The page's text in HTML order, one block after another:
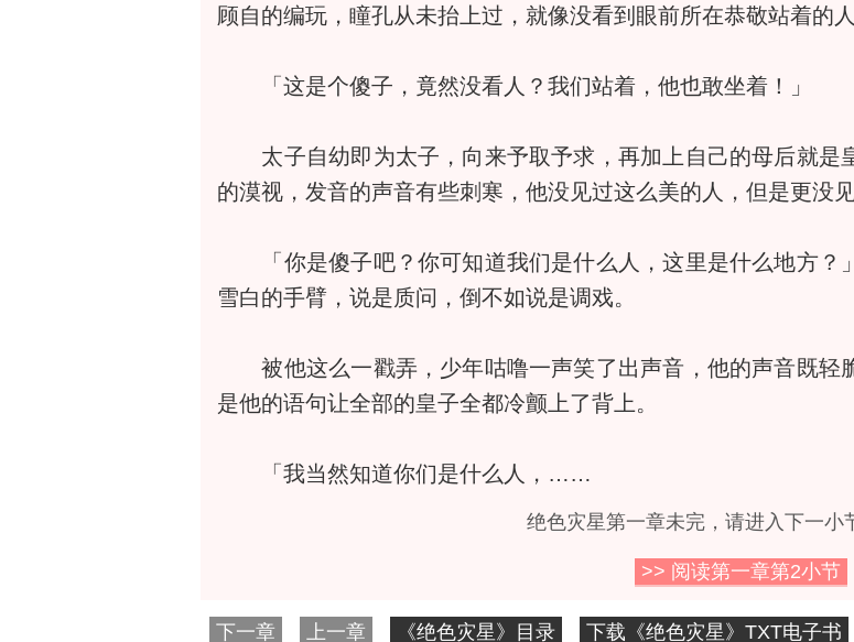
顾自的编玩，瞳孔从未抬上过，就像没看到眼前所在恭敬站着的
「这是个傻子，竟然没看人？我们站着，他也敢坐着！」
太子自幼即为太子，向来予取予求，再加上自己的母后就是
的漠视，发音的声音有些刺寒，他没见过这么美的人，但是更没
「你是傻子吧？你可知道我们是什么人，这里是什么地方？
雪白的手臂，说是质问，倒不如说是调戏。
被他这么一戳弄，少年咕噜一声笑了出声音，他的声音既轻
是他的语句让全部的皇子全都冷颤上了背上。
「我当然知道你们是什么人，……
绝色灾星第一章未完，请进入下一小
>> 阅读第一章第2小节
下一章 上一章 《绝色灾星》目录 下载《绝色灾星》TXT电子书